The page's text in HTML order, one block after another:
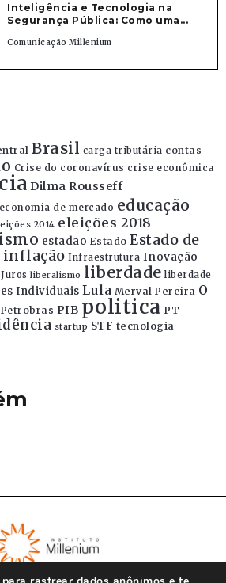
Inteligência e Tecnologia na
Segurança Pública: Como uma...
Comunicação Millenium
Brasil carga tributária contas
Crise do coronavírus crise econômica
Dilma Rousseff
economia de mercado educação
2014 eleições 2018
estadao Estado Estado de
inflação Infraestrutura Inovação
Juros liberalismo liberdade liberdade
Individuais Lula Merval Pereira O
Petrobras PIB politica PT
startup STF tecnologia